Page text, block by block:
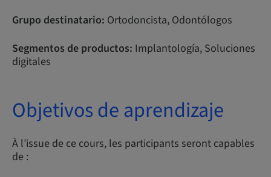
Grupo destinatario: Ortodoncista, Odontólogos
Segmentos de productos: Implantología, Soluciones
digitales
Objetivos de aprendizaje
À l’issue de ce cours, les participants seront capables
de :